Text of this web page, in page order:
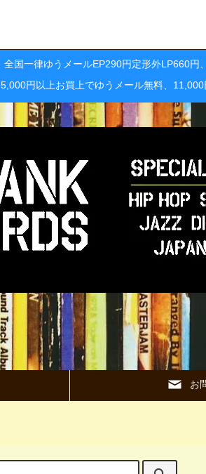
全国一律ゆうメールEP290円定形外LP660円
5,000円以上お買上でゆうメール無料、
お